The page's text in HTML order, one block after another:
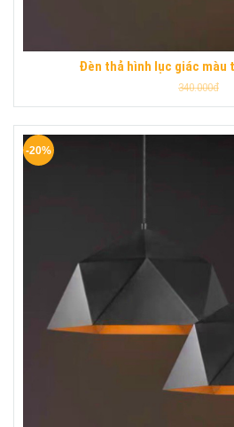
Đèn thả hình lục giác màu
340.000đ
-20%